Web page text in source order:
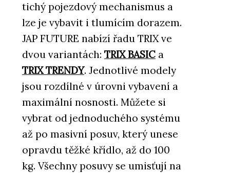
tichý pojezdový mechanismus a
lze je vybavit i tlumícím dorazem.
JAP FUTURE nabízí řadu TRIX ve
dvou variantách: TRIX BASIC a
TRIX TRENDY. Jednotlivé modely
jsou rozdílné v úrovni vybavení a
maximální nosnosti. Můžete si
vybrat od jednoduchého systému
až po masivní posuv, který unese
opravdu těžké křídlo, až do 100
kg. Všechny posuvy se umisťují na